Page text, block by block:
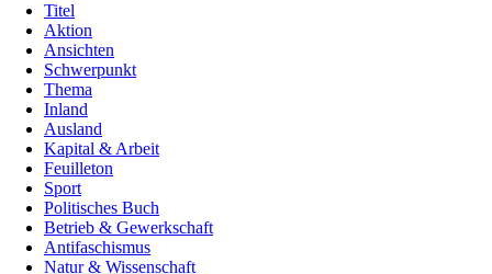
Titel
Aktion
Ansichten
Schwerpunkt
Thema
Inland
Ausland
Kapital & Arbeit
Feuilleton
Sport
Politisches Buch
Betrieb & Gewerkschaft
Antifaschismus
Natur & Wissenschaft